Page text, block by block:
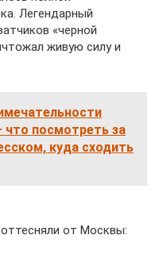
Легендарный
«черной
живую силу и
что посмотреть за
куда сходить
от Москвы: